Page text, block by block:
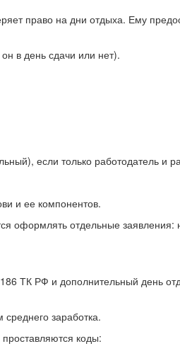
право на дни отдыха. Ему
в день сдачи или нет).
если только работодатель и
и ее компонентов.
оформлять отдельные
ТК РФ и дополнительный день
заработка.
коды: